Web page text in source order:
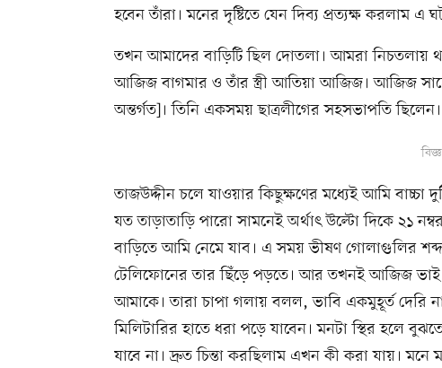
হবেন তাঁরা। মনের দৃষ্টিতে যেন দিব্য প্রত্যক্ষ করলাম এ
তখন আমাদের বাড়িটি ছিল দোতলা। আমরা নিচতলায়
আজিজ বাগমার ও তাঁর স্ত্রী আতিয়া আজিজ। আজিজ
অন্তর্গত]। তিনি একসময় ছাত্রলীগের সহসভাপতি ছিলেন।
তাজউদ্দীন চলে যাওয়ার কিছুক্ষণের মধ্যেই আমি বাচ্চা
যত তাড়াতাড়ি পারো সামনেই অর্থাৎ উল্টো দিকে ২১
বাড়িতে আমি নেমে যাব। এ সময় ভীষণ গোলাগুলির
টেলিফোনের তার ছিঁড়ে পড়তে। আর তখনই আজিজ ভাই
আমাকে। তারা চাপা গলায় বলল, ভাবি একমুহূর্ত দেরি
মিলিটারির হাতে ধরা পড়ে যাবেন। মনটা স্থির হলে
যাবে না। দ্রুত চিন্তা করছিলাম এখন কী করা যায়। মনে